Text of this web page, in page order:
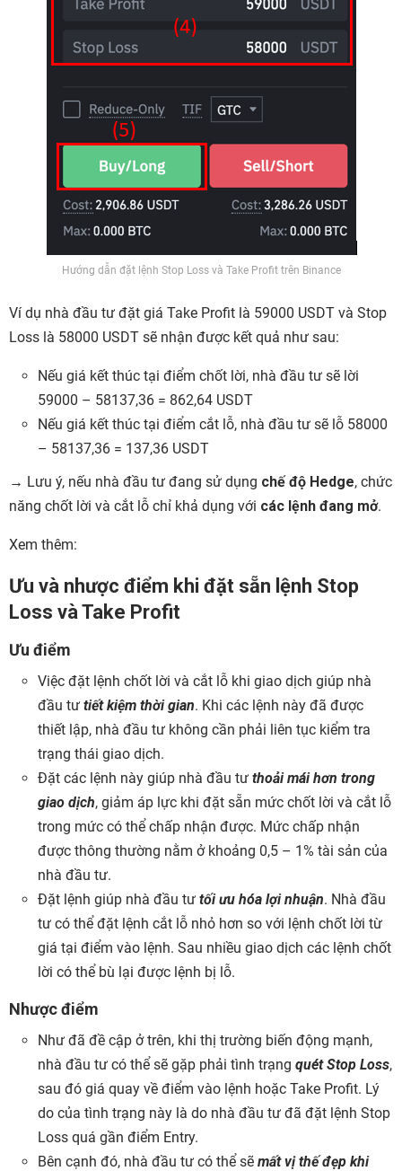
Hướng dẫn đặt lệnh Stop Loss và Take Profit trên Binance
Ví dụ nhà đầu tư đặt giá Take Profit là 59000 USDT và Stop
Loss là 58000 USDT sẽ nhận được kết quả như sau:
Nếu giá kết thúc tại điểm chốt lời, nhà đầu tư sẽ lời
59000 – 58137,36 = 862,64 USDT
Nếu giá kết thúc tại điểm cắt lỗ, nhà đầu tư sẽ lỗ 58000
– 58137,36 = 137,36 USDT
→ Lưu ý, nếu nhà đầu tư đang sử dụng chế độ Hedge, chức
năng chốt lời và cắt lỗ chỉ khả dụng với các lệnh đang mở.
Xem thêm:
Ưu và nhược điểm khi đặt sẵn lệnh Stop
Loss và Take Profit
Ưu điểm
Việc đặt lệnh chốt lời và cắt lỗ khi giao dịch giúp nhà
đầu tư tiết kiệm thời gian. Khi các lệnh này đã được
thiết lập, nhà đầu tư không cần phải liên tục kiểm tra
trạng thái giao dịch.
Đặt các lệnh này giúp nhà đầu tư thoải mái hơn trong
giao dịch, giảm áp lực khi đặt sẵn mức chốt lời và cắt lỗ
trong mức có thể chấp nhận được. Mức chấp nhận
được thông thường nằm ở khoảng 0,5 – 1% tài sản của
nhà đầu tư.
Đặt lệnh giúp nhà đầu tư tối ưu hóa lợi nhuận. Nhà đầu
tư có thể đặt lệnh cắt lỗ nhỏ hơn so với lệnh chốt lời từ
giá tại điểm vào lệnh. Sau nhiều giao dịch các lệnh chốt
lời có thể bù lại được lệnh bị lỗ.
Nhược điểm
Như đã đề cập ở trên, khi thị trường biến động mạnh,
nhà đầu tư có thể sẽ gặp phải tình trạng quét Stop Loss,
sau đó giá quay về điểm vào lệnh hoặc Take Profit. Lý
do của tình trạng này là do nhà đầu tư đã đặt lệnh Stop
Loss quá gần điểm Entry.
Bên cạnh đó, nhà đầu tư có thể sẽ mất vị thế đẹp khi